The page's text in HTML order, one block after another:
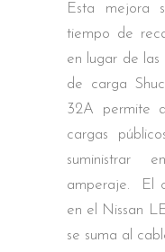
Esta mejora
tiempo de
en lugar de las
de carga
32A permite
cargas
suministrar
amperaje. El
en el Nissan
se suma al